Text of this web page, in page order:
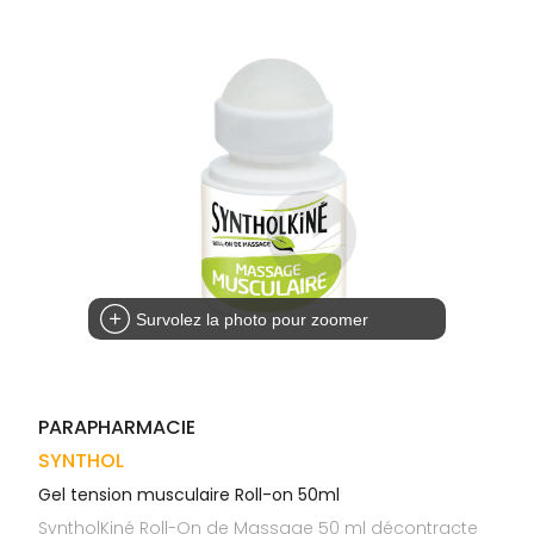
Survolez la photo pour zoomer
PARAPHARMACIE
SYNTHOL
Gel tension musculaire Roll-on 50ml
SyntholKiné Roll-On de Massage 50 ml décontracte